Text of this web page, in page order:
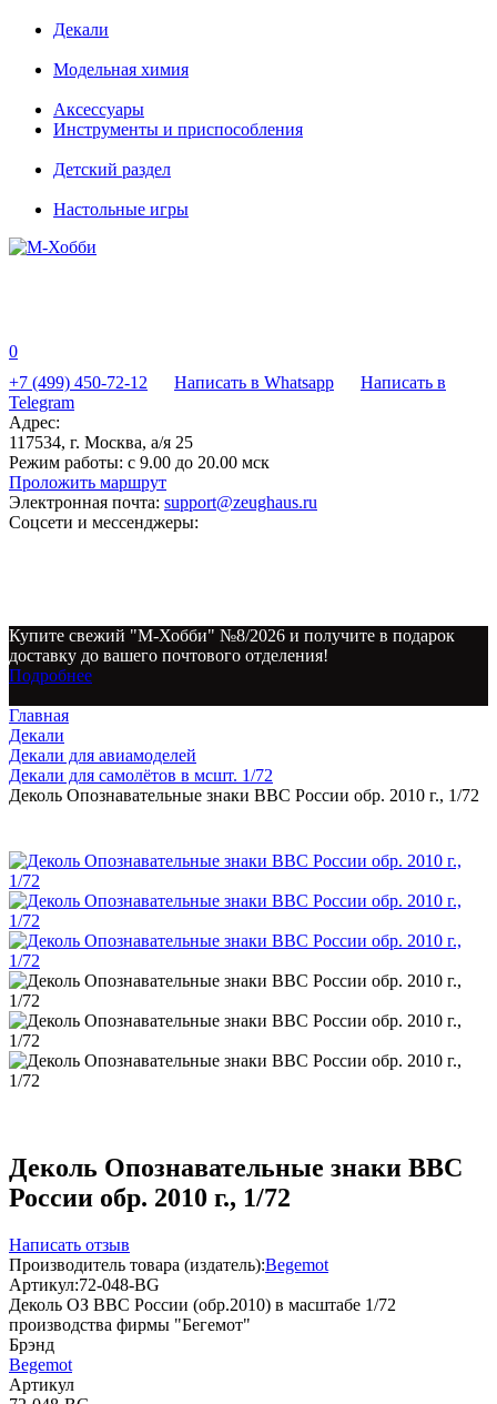
Декали
Модельная химия
Аксессуары
Инструменты и приспособления
Детский раздел
Настольные игры
0
+7 (499) 450-72-12
Написать в Whatsapp
Написать в
Telegram
Адрес:
117534, г. Москва, а/я 25
Режим работы: с 9.00 до 20.00 мск
Проложить маршрут
Электронная почта: support@zeughaus.ru
Соцсети и мессенджеры:
Купите свежий "М-Хобби" №8/2026 и получите в подарок
доставку до вашего почтового отделения!
Подробнее
Главная
Декали
Декали для авиамоделей
Декали для самолётов в мсшт. 1/72
Деколь Опознавательные знаки ВВС России обр. 2010 г., 1/72
Деколь Опознавательные знаки ВВС
России обр. 2010 г., 1/72
Написать отзыв
Производитель товара (издатель):Begemot
Артикул:72-048-BG
Деколь ОЗ ВВС России (обр.2010) в масштабе 1/72
производства фирмы "Бегемот"
Брэнд
Begemot
Артикул